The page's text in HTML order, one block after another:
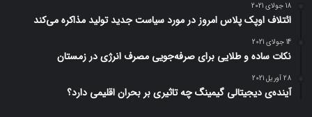
18 جولای 2021
ائتلاف اوپک پلاس امروز در مورد سیاست جدید تولید مذاکره می‌کند
14 جولای 2021
نکات ساده و طلایی برای صرفه‌جویی مصرف انرژی در زمستان
28 آوریل 2021
آینده‌ی دیجیتالی گیمینگ چه تاثیری بر بحران اقلیمی دارد؟